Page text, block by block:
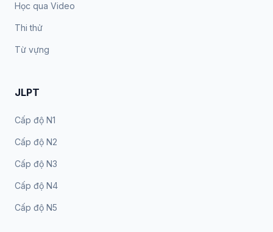
Học qua Video
Thi thử
Từ vựng
JLPT
Cấp độ N1
Cấp độ N2
Cấp độ N3
Cấp độ N4
Cấp độ N5